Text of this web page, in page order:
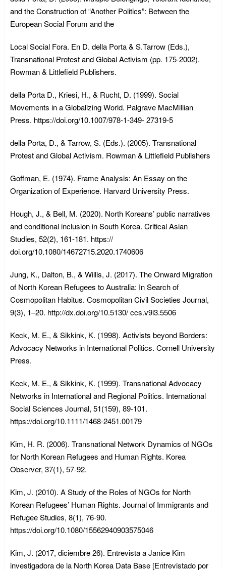
and the Construction of “Another Politics”: Between the
European Social Forum and the
Local Social Fora. En D. della Porta & S.Tarrow (Eds.),
Transnational Protest and Global Activism (pp. 175-2002).
Rowman & Littlefield Publishers.
della Porta D., Kriesi, H., & Rucht, D. (1999). Social
Movements in a Globalizing World. Palgrave MacMillian
Press. https://doi.org/10.1007/978-1-349- 27319-5
della Porta, D., & Tarrow, S. (Eds.). (2005). Transnational
Protest and Global Activism. Rowman & Littlefield Publishers
Goffman, E. (1974). Frame Analysis: An Essay on the
Organization of Experience. Harvard University Press.
Hough, J., & Bell, M. (2020). North Koreans’ public narratives
and conditional inclusion in South Korea. Critical Asian
Studies, 52(2), 161-181. https://
doi.org/10.1080/14672715.2020.1740606
Jung, K., Dalton, B., & Willis, J. (2017). The Onward Migration
of North Korean Refugees to Australia: In Search of
Cosmopolitan Habitus. Cosmopolitan Civil Societies Journal,
9(3), 1–20. http://dx.doi.org/10.5130/ ccs.v9i3.5506
Keck, M. E., & Sikkink, K. (1998). Activists beyond Borders:
Advocacy Networks in International Politics. Cornell University
Press.
Keck, M. E., & Sikkink, K. (1999). Transnational Advocacy
Networks in International and Regional Politics. International
Social Sciences Journal, 51(159), 89-101.
https://doi.org/10.1111/1468-2451.00179
Kim, H. R. (2006). Transnational Network Dynamics of NGOs
for North Korean Refugees and Human Rights. Korea
Observer, 37(1), 57-92.
Kim, J. (2010). A Study of the Roles of NGOs for North
Korean Refugees’ Human Rights. Journal of Immigrants and
Refugee Studies, 8(1), 76-90.
https://doi.org/10.1080/15562940903575046
Kim, J. (2017, diciembre 26). Entrevista a Janice Kim
investigadora de la North Korea Data Base [Entrevistado por